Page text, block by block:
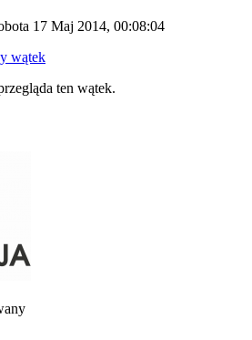
17 Maj 2014, 00:08:04
wątek
ten wątek.